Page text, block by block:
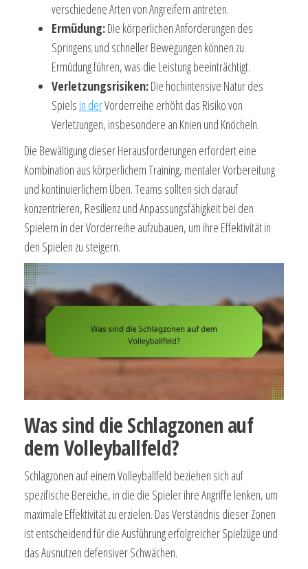
verschiedene Arten von Angreifern antreten.
Ermüdung:Die körperlichen Anforderungen des
Springens und schneller Bewegungen können zu
Ermüdung führen, was die Leistung beeinträchtigt.
Verletzungsrisiken:Die hochintensive Natur des
Spiels in derVorderreihe erhöht das Risiko von
Verletzungen, insbesondere an Knien und Knöcheln.
Die Bewältigung dieser Herausforderungen erfordert eine
Kombination aus körperlichem Training, mentaler Vorbereitung
und kontinuierlichem Üben. Teams sollten sich darauf
konzentrieren, Resilienz und Anpassungsfähigkeit bei den
Spielern in der Vorderreihe aufzubauen, um ihre Effektivität in
den Spielen zu steigern.
Was sind die Schlagzonen auf
dem Volleyballfeld?
Schlagzonen auf einem Volleyballfeld beziehen sich auf
spezifische Bereiche, in die die Spieler ihre Angriffe lenken, um
maximale Effektivität zu erzielen. Das Verständnis dieser Zonen
ist entscheidend für die Ausführung erfolgreicher Spielzüge und
das Ausnutzen defensiver Schwächen.